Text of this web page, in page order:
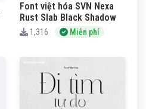
Font việt hóa SVN Nexa
Rust Slab Black Shadow
1,316 Miễn phí